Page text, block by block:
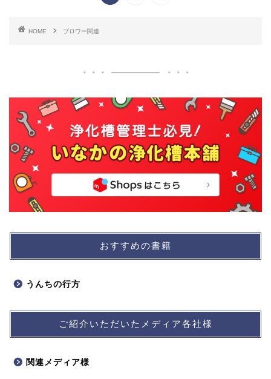
HOME ブロワー関連
おすすめの書籍
うんちの行方
ご紹介いただいたメディア各社様
関連メディア様